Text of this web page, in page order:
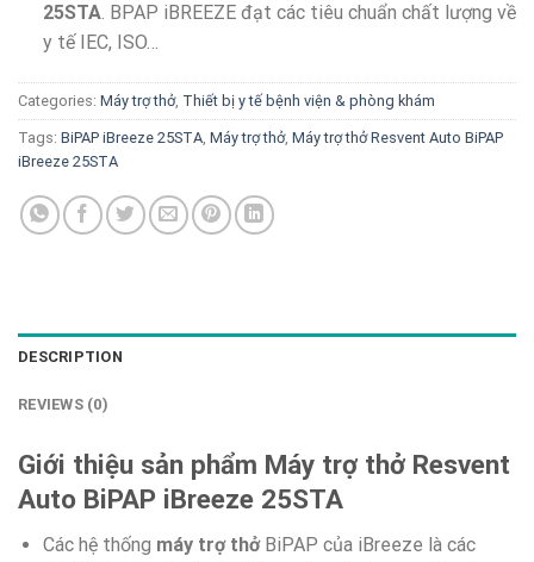
25STA. BPAP iBREEZE đạt các tiêu chuẩn chất lượng về
y tế IEC, ISO…
Categories: Máy trợ thở, Thiết bị y tế bệnh viện & phòng khám
Tags: BiPAP iBreeze 25STA Máy trợ thở, Máy trợ thở Resvent Auto BiPAP
iBreeze 25STA
DESCRIPTION
REVIEWS (0)
Giới thiệu sản phẩm Máy trợ thở Resvent
Auto BiPAP iBreeze 25STA
Các hệ thống máy trợ thởBiPAP của iBreeze là các